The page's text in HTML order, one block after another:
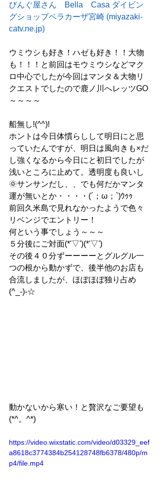
びんぐ屋さん　Bella　Casa ダイビン
グショップベラカーザ宮崎 (miyazaki-
catv.ne.jp)
ウミウシも好き！ハゼも好き！！大物
も！！！と前回はモウミウシなどマク
ロ中心でしたが今回はマンタ＆大物リ
クエストでしたので鹿ノ川へレッツGO
～～～～
船無し!(^^)!
ホントは今日体慣らしして明日にと思
っていたんですが、明日は風向きも×だ
し強くなるから今日にと初日でしたが
浅いところに止めて。透明度も良いし
🌞サンサンだし、、でも何だかマンタ
運が無いとか・・・・(´；ω；`)ｳｩｩ
前回久米島で見れなかったようで色々
リベンジでエントリー！
何という事でしょう～～～
５分後にご対面(*'▽')(*'▽')
その後４０分ずーーーーとグルグル一
つの根から動かずで、後半他のお店も
合流しましたが、ほぼほぼ独り占め
(^_-)-☆
動かないから寒い！と贅沢なご要望も
(*^。^*)
https://video.wixstatic.com/video/d03329_eef
a8618c3774384b254128748fb6378/480p/m
p4/file.mp4